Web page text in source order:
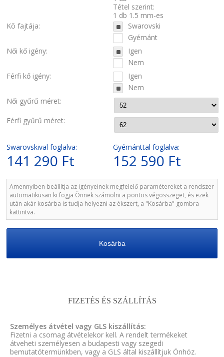
Tétel szerint:
1 db 1.5 mm-es
Kõ fajtája:
Swarovski
Gyémánt
Női kő igény:
Igen
Nem
Férfi kő igény:
Igen
Nem
Női gyűrű méret:
Férfi gyűrű méret:
Swarovskival foglalva:
141 290 Ft
Gyémánttal foglalva:
152 590 Ft
Amennyiben beállítja az igényeinek megfelelő paramétereket a rendszer
automatikusan ki fogja Önnek számolni a pontos végösszeget, és ezek
után akár kosárba is tudja helyezni az ékszert, a "Kosárba" gombra
kattintva.
Kosárba
FIZETÉS ÉS SZÁLLÍTÁS
Személyes átvétel vagy GLS kiszállítás:
Fizetni a csomag átvételekor kell. A rendelt termékeket
átveheti személyesen a budapesti vagy szegedi
bemutatótermünkben, vagy a GLS által kiszállítjuk Önhöz.